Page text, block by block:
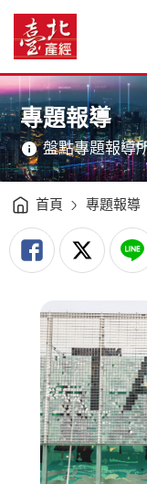
場
館
經
濟
成
形
臺
北
產
經
資
臺
經
訊
網
網
站
主
選
單
主
意
境
專題報導
盤點專題報導
首頁 專題報導